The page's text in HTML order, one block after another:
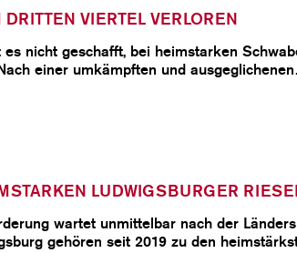
VIERTEL VERLOREN
es nicht geschafft, bei heimstarken
einer umkämpften und
LUDWIGSBURGER
wartet unmittelbar nach der
gehören seit 2019 zu den